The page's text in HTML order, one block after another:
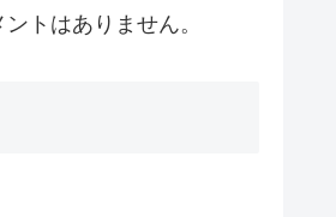
トはありません。